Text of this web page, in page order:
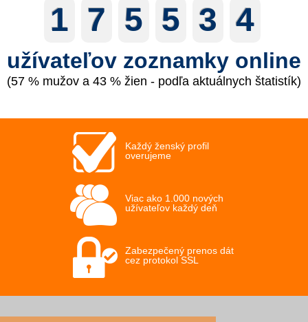
1 7 5 5 3 4
užívateľov zoznamky online
(57 % mužov a 43 % žien - podľa aktuálnych štatistík)
Každý ženský profil
overujeme
Viac ako 1.000 nových
užívateľov každý deň
Zabezpečený prenos dát
cez protokol SSL